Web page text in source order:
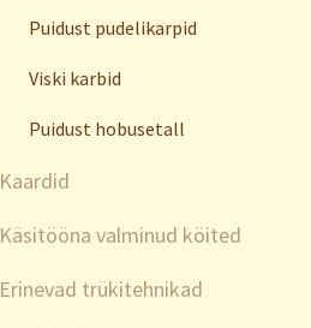
Puidust pudelikarpid
Viski karbid
Puidust hobusetall
Kaardid
Käsitööna valminud köited
Erinevad trükitehnikad